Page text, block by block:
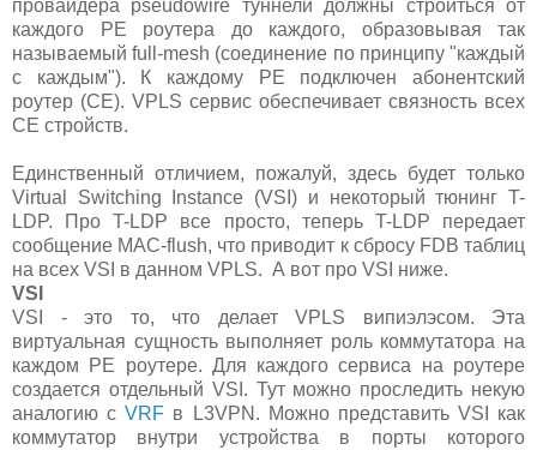
провайдера pseudowire туннели должны строиться от
каждого PE роутера до каждого, образовывая так
называемый full-mesh (соединение по принципу "каждый
с каждым"). К каждому PE подключен абонентский
роутер (CE). VPLS сервис обеспечивает связность всех
CE стройств.
Единственный отличием, пожалуй, здесь будет только
Virtual Switching Instance (VSI) и некоторый тюнинг T-
LDP. Про T-LDP все просто, теперь T-LDP передает
сообщение MAC-flush, что приводит к сбросу FDB таблиц
на всех VSI в данном VPLS. А вот про VSI ниже.
VSI
VSI - это то, что делает VPLS випиэлэсом. Эта
виртуальная сущность выполняет роль коммутатора на
каждом PE роутере. Для каждого сервиса на роутере
создается отдельный VSI. Тут можно проследить некую
аналогию сVRF в L3VPN. Можно представить VSI как
коммутатор внутри устройства в порты которого